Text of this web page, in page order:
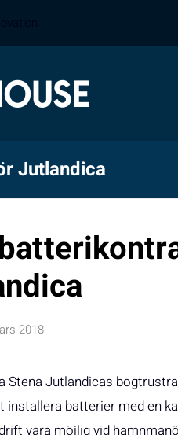
Jutlandica
2018
Jutlandicas
batterier med en
vara möjlig vid